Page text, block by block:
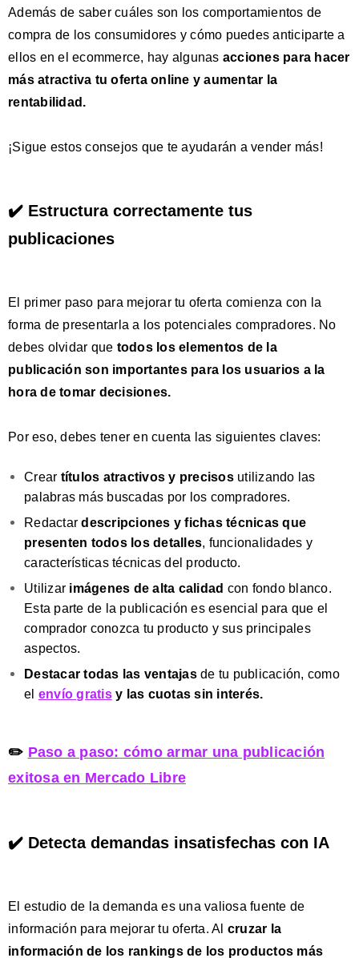
Además de saber cuáles son los comportamientos de
compra de los consumidores y cómo puedes anticiparte a
ellos en el ecommerce, hay algunas acciones para hacer
más atractiva tu oferta online y aumentar la
rentabilidad.
¡Sigue estos consejos que te ayudarán a vender más!
✔️ Estructura correctamente tus
publicaciones
El primer paso para mejorar tu oferta comienza con la
forma de presentarla a los potenciales compradores. No
debes olvidar que todos los elementos de la
publicación son importantespara los usuarios a la
hora de tomar decisiones.
Por eso, debes tener en cuenta las siguientes claves:
Crear títulos atractivos y precisosutilizando las
palabras más buscadas por los compradores.
Redactar descripciones y fichas técnicas que
presenten todos los detalles, funcionalidades y
características técnicas del producto.
Utilizar imágenes de alta calidad con fondo blanco.
Esta parte de la publicación es esencial para que el
comprador conozca tu producto y sus principales
aspectos.
Destacar todas las ventajasde tu publicación, como
el envío gratisy las cuotas sin interés.
✏️ Paso a paso: cómo armar una publicación
exitosa en Mercado Libre
✔️ Detecta demandas insatisfechas con IA
El estudio de la demanda es una valiosa fuente de
información para mejorar tu oferta. Al cruzar la
información de los rankings de los productos más